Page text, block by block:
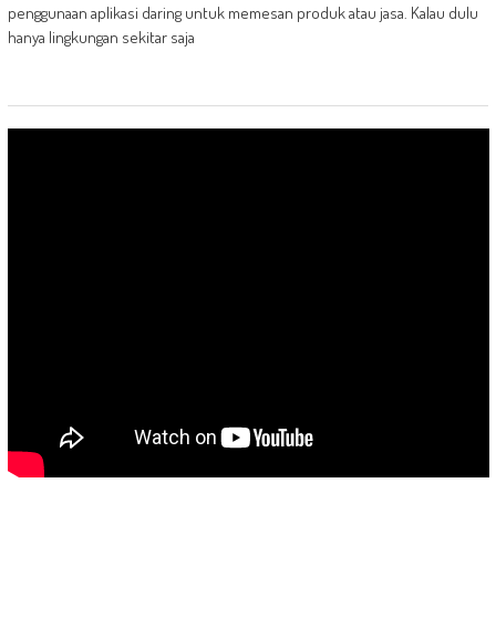
penggunaan aplikasi daring untuk memesan produk atau jasa. Kalau dulu
hanya lingkungan sekitar saja